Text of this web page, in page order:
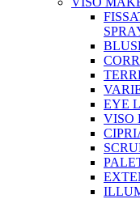
EYE
VISO